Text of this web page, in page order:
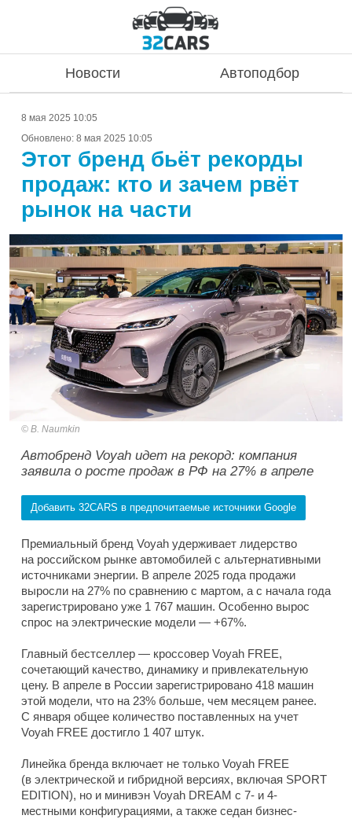
Новости Автоподбор
8 мая 2025 10:05
Обновлено: 8 мая 2025 10:05
Этот бренд бьёт рекорды
продаж: кто и зачем рвёт
рынок на части
B. Naumkin
Автобренд Voyah идет на рекорд: компания
заявила о росте продаж в РФ на 27% в апреле
Добавить 32CARS в предпочитаемые источники Google
Премиальный бренд Voyah удерживает лидерство
на российском рынке автомобилей с альтернативными
источниками энергии. В апреле 2025 года продажи
выросли на 27% по сравнению с мартом, а с начала года
зарегистрировано уже 1 767 машин. Особенно вырос
спрос на электрические модели — +67%.
Главный бестселлер — кроссовер Voyah FREE,
сочетающий качество, динамику и привлекательную
цену. В апреле в России зарегистрировано 418 машин
этой модели, что на 23% больше, чем месяцем ранее.
С января общее количество поставленных на учет
Voyah FREE достигло 1 407 штук.
Линейка бренда включает не только Voyah FREE
(в электрической и гибридной версиях, включая SPORT
EDITION), но и минивэн Voyah DREAM с 7- и 4-
местными конфигурациями, а также седан бизнес-